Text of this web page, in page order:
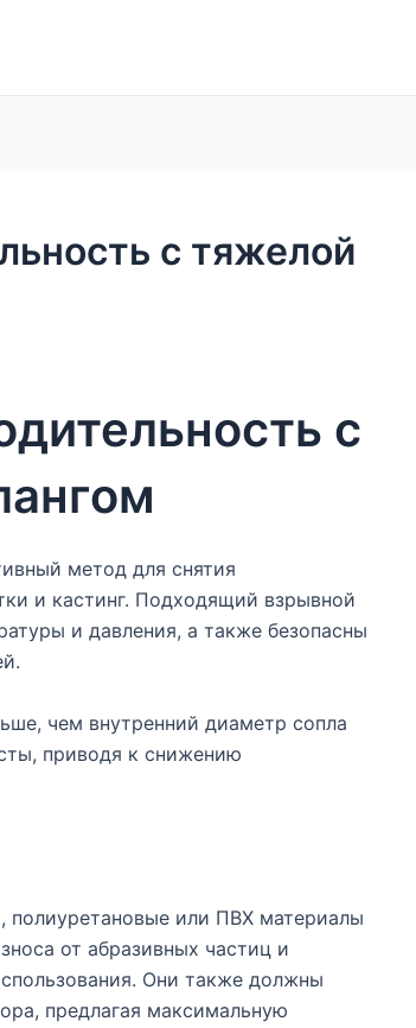
с тяжелой
с
метод для снятия
и кастинг. Подходящий взрывной
и давления, а также безопасны
чем внутренний диаметр сопла
приводя к снижению
или ПВХ материалы
от абразивных частиц и
Они также должны
предлагая максимальную